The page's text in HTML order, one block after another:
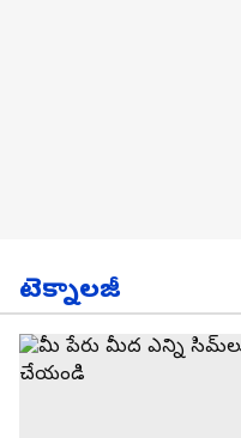
టెక్నాలజీ